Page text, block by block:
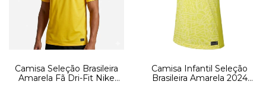
Camisa Seleção Brasileira
Amarela Fã Dri-Fit Nike
Camisa Infantil Seleção
Brasileira Amarela 2024